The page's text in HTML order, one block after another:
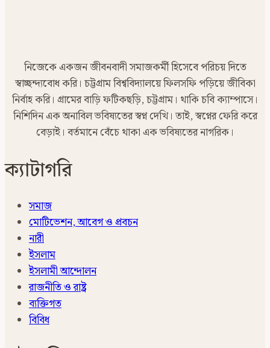
নিজেকে একজন জীবনবাদী সমাজকর্মী হিসেবে পরিচয় দিতে
স্বাচ্ছন্দ্যবোধ করি। চট্টগ্রাম বিশ্ববিদ্যালয়ে ফিলসফি পড়িয়ে জীবিকা
নির্বাহ করি। গ্রামের বাড়ি ফটিকছড়ি, চট্টগ্রাম। থাকি চবি ক্যাম্পাসে।
নিশিদিন এক অনাবিল ভবিষ্যতের স্বপ্ন দেখি। তাই, স্বপ্নের ফেরি করে
বেড়াই। বর্তমানে বেঁচে থাকা এক ভবিষ্যতের নাগরিক।
ক্যাটাগরি
সমাজ
মোটিভেশন, আবেগ ও প্রবচন
নারী
ইসলাম
ইসলামী আন্দোলন
রাজনীতি ও রাষ্ট্র
ব্যক্তিগত
বিবিধ